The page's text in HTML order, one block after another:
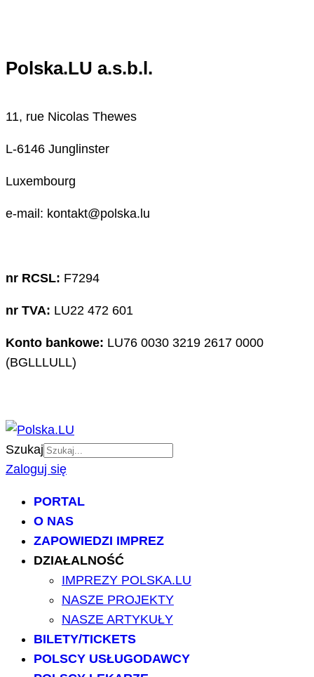
Polska.LU a.s.b.l.
11, rue Nicolas Thewes
L-6146 Junglinster
Luxembourg
e-mail: kontakt@polska.lu
nr RCSL: F7294
nr TVA: LU22 472 601
Konto bankowe: LU76 0030 3219 2617 0000
(BGLLLULL)
Szukaj
Zaloguj się
PORTAL
O NAS
ZAPOWIEDZI IMPREZ
DZIAŁALNOŚĆ
IMPREZY POLSKA.LU
NASZE PROJEKTY
NASZE ARTYKUŁY
BILETY/TICKETS
POLSCY USŁUGODAWCY